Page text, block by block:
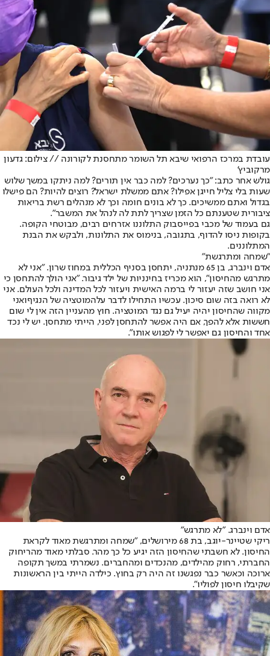
עובדת במרכז הרפואי שיבא תל השומר מתחסנת לקורונה // צילום: גדעון
מרקוביץ'
גולש אחר כתב: "כך נערכים? למה כבר אין תורים? למה ניתקו במשך שלוש
שעות בלי צליל חייגן אפילו? אתם ממשלת ישראל? רוצים להיות? הם פישלו
בגדול ואתם ממשיכים. כך לא בונים חומה וכך לא מנהלים רשת בריאות
ציבורית שטענתם כל הזמן שצריך לתת לה לנהל את המשבר".
גם בעמוד של מכבי בפייסבוק התלוננו אזרחים רבים, מבוטחי הקופה.
בקופות ניסו להדוף, בתגובה, בנימוס את התלונות, ולבקש את הבנת
המתלוננים.
"שמחה ומתרגשת"
אדם וינברג, בן 65 מנתניה, יתחסן בסניף הכללית במחוז שרון. "אני לא
מתרגש מהחיסון", הוא מכריז בחינניות של ילד גיבור. "אני הולך להתחסן כי
אני חושב שזה יעזור לי ברמה האישית ויעזור לכל המדינה ולכל העולם. אני
לא רואה בזה שום סיכון. עכשיו התחילו לדבר עלהמוטציה של הנגיףואני
מקווה שהחיסון יהיה יעיל גם נגד המוטציה. חוץ מהעניין הזה אין לי שום
חששות אלא להפך, אם היה אפשר להתחסן לפני, הייתי מתחסן. יש לי נכד
אחד והחיסון גם יאפשר לי לפגוש אותו".
אדם וינברג. "לא מתרגש"
ריקי שטיינר-יוגב, בת 68 מירושלים, "שמחה ומתרגשת מאוד לקראת
החיסון. לא חשבתי שהחיסון הזה יגיע כל כך מהר. סבלתי מאוד מהריחוק
החברתי, רחוק מהילדים, מהנכדים ומהחברים. נשמרתי במשך תקופה
ארוכה וכאשר כבר נפגשנו זה היה רק בחוץ. כילדה הייתי בין הראשונות
שקיבלו חיסון לפוליו".